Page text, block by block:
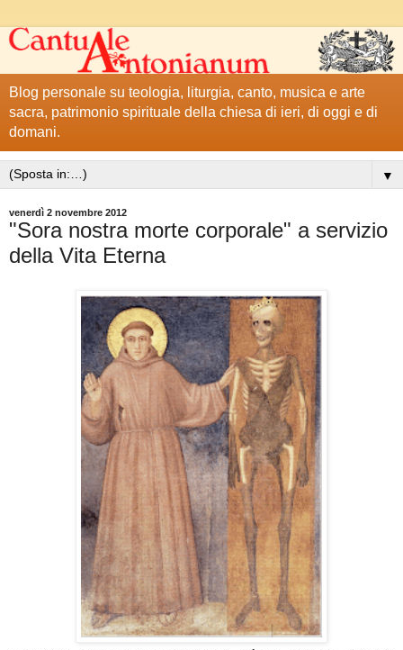
Blog personale su teologia, liturgia, canto, musica e arte
sacra, patrimonio spirituale della chiesa di ieri, di oggi e di
domani.
▼
venerdì 2 novembre 2012
"Sora nostra morte corporale" a servizio
della Vita Eterna